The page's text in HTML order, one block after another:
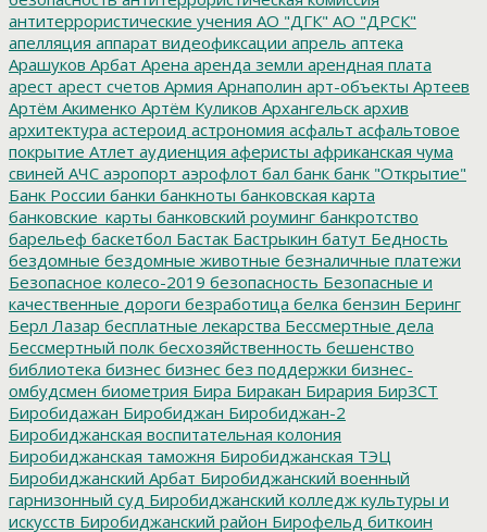
антитеррористические учения АО "ДГК" АО "ДРСК"
апелляция аппарат видеофиксации апрель аптека
Арашуков Арбат Арена аренда земли арендная плата
арест арест счетов Армия Арнаполин арт-объекты Артеев
Артём Акименко Артём Куликов Архангельск архив
архитектура астероид астрономия асфальт асфальтовое
покрытие Атлет аудиенция аферисты африканская чума
свиней АЧС аэропорт аэрофлот бал банк банк "Открытие"
Банк России банки банкноты банковская карта
банковские_карты банковский роуминг банкротство
барельеф баскетбол Бастак Бастрыкин батут Бедность
бездомные бездомные животные безналичные платежи
Безопасное колесо-2019 безопасность Безопасные и
качественные дороги безработица белка бензин Беринг
Берл Лазар бесплатные лекарства Бессмертные дела
Бессмертный полк бесхозяйственность бешенство
библиотека бизнес бизнес без поддержки бизнес-
омбудсмен биометрия Бира Биракан Бирария БирЗСТ
Биробидажан Биробиджан Биробиджан-2
Биробиджанская воспитательная колония
Биробиджанская таможня Биробиджанская ТЭЦ
Биробиджанский Арбат Биробиджанский военный
гарнизонный суд Биробиджанский колледж культуры и
искусств Биробиджанский район Бирофельд биткоин